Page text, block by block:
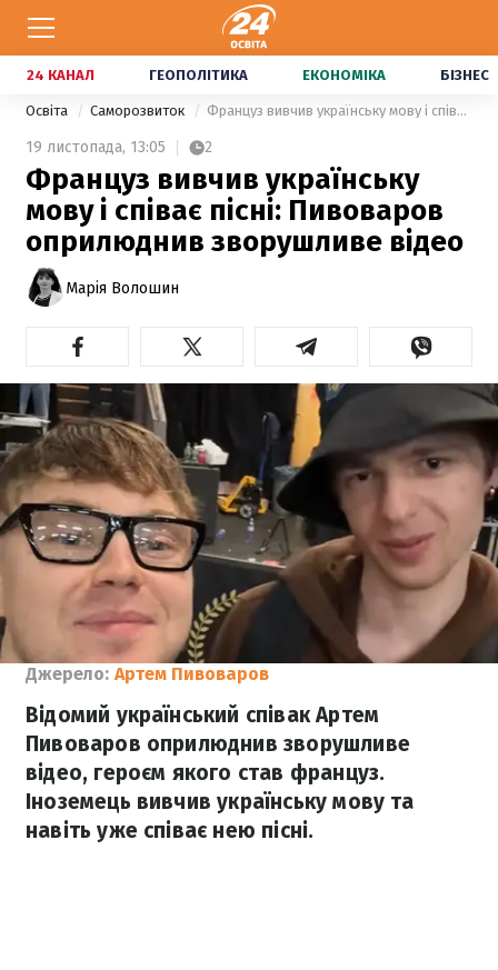
24 КАНАЛ ГЕОПОЛІТИКА ЕКОНОМІКА БІЗНЕС
Освіта Саморозвиток Француз вивчив українську мову і співає пісні: Пивоваров оприлюднив зворушливе відео
19 листопада, 13:05 2
Француз вивчив українську
мову і співає пісні: Пивоваров
оприлюднив зворушливе відео
Марія Волошин
Джерело: Артем Пивоваров
Відомий український співак Артем
Пивоваров оприлюднив зворушливе
відео, героєм якого став француз.
Іноземець вивчив українську мову та
навіть уже співає нею пісні.